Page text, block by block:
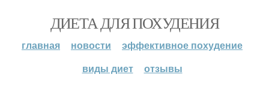
ДИЕТА ДЛЯ ПОХУДЕНИЯ
главная новости
эффективное похудение
виды диет
отзывы